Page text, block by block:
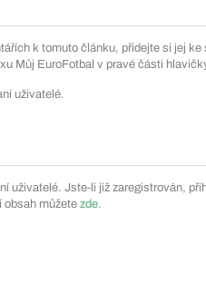
k tomuto článku, přidejte si jej
Můj EuroFotbal v pravé části
uživatelé.
uživatelé. Jste-li již zaregistrován,
obsah můžete zde.